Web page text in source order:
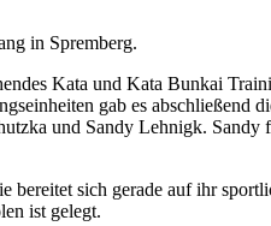
in Spremberg.
Kata und Kata Bunkai
gab es abschließend
und Sandy Lehnigk.
sich gerade auf ihr
ist gelegt.